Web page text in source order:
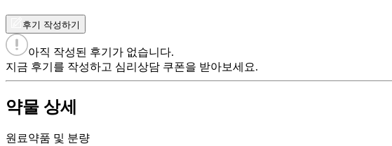
후기 작성하기
아직 작성된 후기가 없습니다.
지금 후기를 작성하고 심리상담 쿠폰을 받아보세요.
약물 상세
원료약품 및 분량